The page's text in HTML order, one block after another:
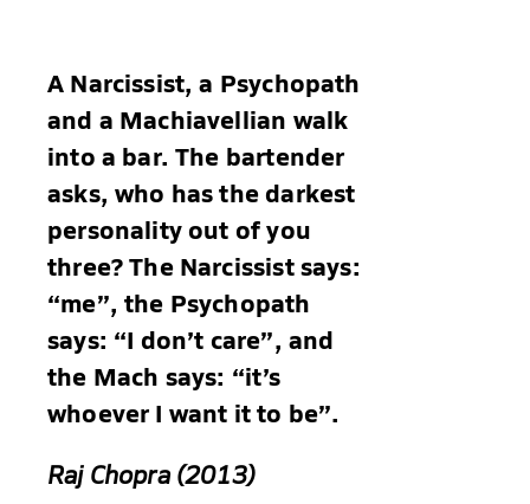
A Narcissist, a Psychopath
and a Machiavellian walk
into a bar. The bartender
asks, who has the darkest
personality out of you
three? The Narcissist says:
“me”, the Psychopath
says: “I don’t care”, and
the Mach says: “it’s
whoever I want it to be”.
Raj Chopra (2013)